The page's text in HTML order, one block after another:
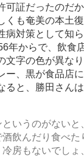
可証だったのだか
も奄美の本土
病対策として知
年からで、飲食
文字の色が異な
ー、黒が食品店に
と、勝田さん
というのがないと
飲んだり食べた
房もないでしょ